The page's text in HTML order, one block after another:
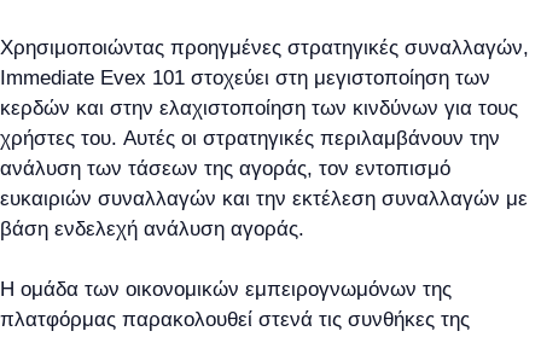
Χρησιμοποιώντας προηγμένες στρατηγικές συναλλαγών,
Immediate Evex 101 στοχεύει στη μεγιστοποίηση των
κερδών και στην ελαχιστοποίηση των κινδύνων για τους
χρήστες του. Αυτές οι στρατηγικές περιλαμβάνουν την
ανάλυση των τάσεων της αγοράς, τον εντοπισμό
ευκαιριών συναλλαγών και την εκτέλεση συναλλαγών με
βάση ενδελεχή ανάλυση αγοράς.
Η ομάδα των οικονομικών εμπειρογνωμόνων της
πλατφόρμας παρακολουθεί στενά τις συνθήκες της